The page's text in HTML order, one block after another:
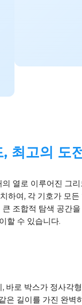
최고의 도
열로 이루어진 그
하여, 각 기호가 모
조합적 탐색 공간
할 수 있습니다.
로 박스가 정사각
길이를 가진 완벽